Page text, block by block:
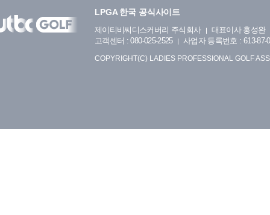
LPGA 한국 공식사이트
제이티비씨디스커버리 주식회사
대표이사 홍성완
고객센터 : 080-025-2525
사업자 등록번호 : 613-87-
COPYRIGHT(C) LADIES PROFESSIONAL GOLF